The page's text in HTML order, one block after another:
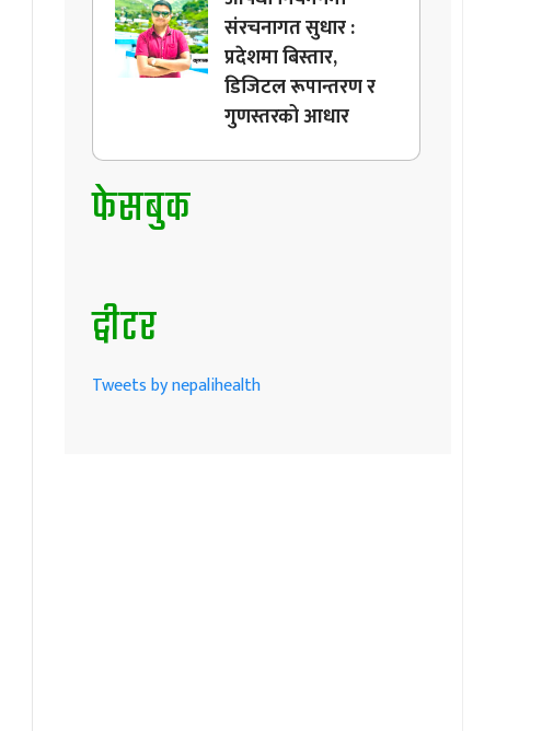
संरचनागत सुधार :
प्रदेशमा बिस्तार,
डिजिटल रूपान्तरण र
गुणस्तरको आधार
फेसबुक
ट्वीटर
Tweets by nepalihealth